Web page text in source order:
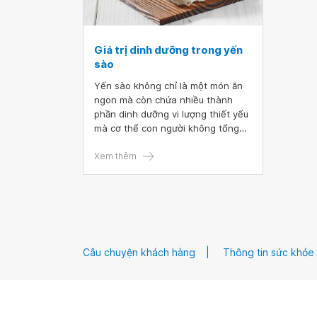
Giá trị dinh dưỡng trong yến
sào
Yến sào không chỉ là một món ăn
ngon mà còn chứa nhiều thành
phần dinh dưỡng vi lượng thiết yếu
mà cơ thể con người không tổng
nhiều nhóm tuổi.
Xem thêm
Câu chuyện khách hàng Thông tin sức khỏe